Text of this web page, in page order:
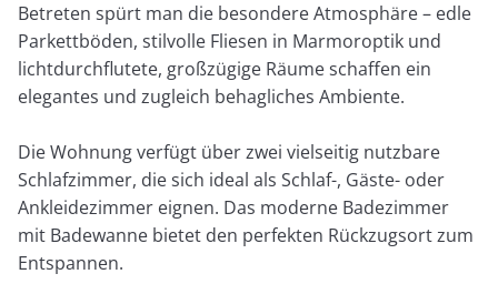
Betreten spürt man die besondere Atmosphäre – edle
Parkettböden, stilvolle Fliesen in Marmoroptik und
lichtdurchflutete, großzügige Räume schaffen ein
elegantes und zugleich behagliches Ambiente.
Die Wohnung verfügt über zwei vielseitig nutzbare
Schlafzimmer, die sich ideal als Schlaf-, Gäste- oder
Ankleidezimmer eignen. Das moderne Badezimmer
mit Badewanne bietet den perfekten Rückzugsort zum
Entspannen.